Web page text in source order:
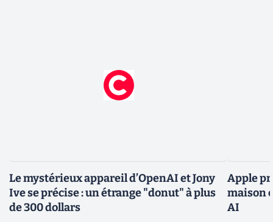
Le mystérieux appareil d’OpenAI et Jony
Ive se précise : un étrange "donut" à plus
de 300 dollars
Apple
maison
AI